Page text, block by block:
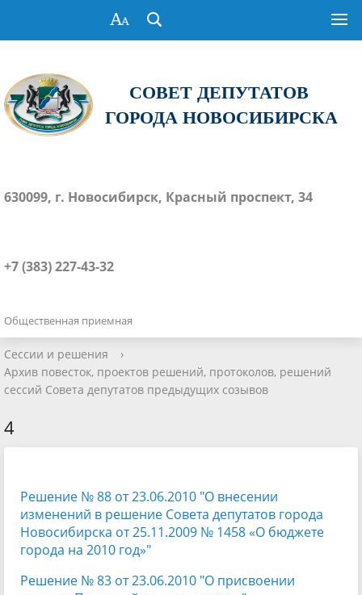
СОВЕТ ДЕПУТАТОВ
ГОРОДА НОВОСИБИРСКА
630099, г. Новосибирск, Красный проспект, 34
+7 (383) 227-43-32
Общественная приемная
Сессии и решения
›
Архив повесток, проектов решений, протоколов, решений
сессий Совета депутатов предыдущих созывов
4
Решение № 88 от 23.06.2010 "О внесении
изменений в решение Совета депутатов города
Новосибирска от 25.11.2009 № 1458 «О бюджете
города на 2010 год»"
Решение № 83 от 23.06.2010 "О присвоении